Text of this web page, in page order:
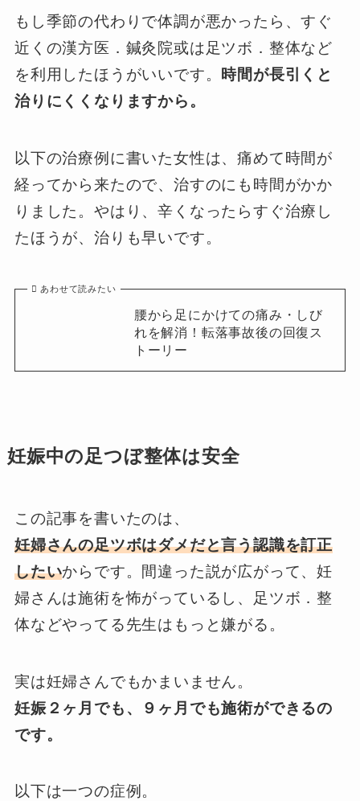
もし季節の代わりで体調が悪かったら、すぐ
近くの漢方医．鍼灸院或は足ツボ．整体など
を利用したほうがいいです。
時間が長引くと
治りにくくなりますから。
以下の治療例に書いた女性は、痛めて時間が
経ってから来たので、治すのにも時間がかか
りました。やはり、辛くなったらすぐ治療し
たほうが、治りも早いです。
あわせて読みたい
腰から足にかけての痛み・しび
れを解消！転落事故後の回復ス
トーリー
妊娠中の足つぼ整体は安全
この記事を書いたのは、
妊婦さんの足ツボはダメだと言う認識を訂正
したいからです。間違った説が広がって、妊
婦さんは施術を怖がっているし、足ツボ．整
体などやってる先生はもっと嫌がる。
実は妊婦さんでもかまいません。
妊娠２ヶ月でも、９ヶ月でも施術ができるの
です。
以下は一つの症例。